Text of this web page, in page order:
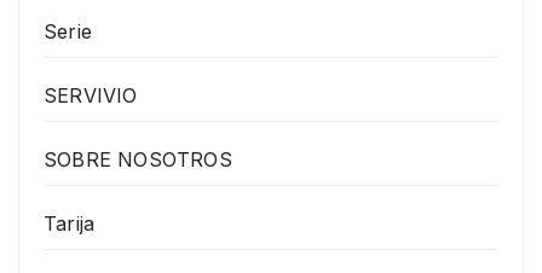
Serie
SERVIVIO
SOBRE NOSOTROS
Tarija